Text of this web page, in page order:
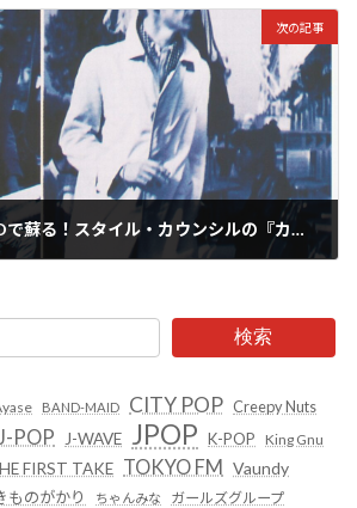
次の記事
歴史的名盤が６CDで蘇る！スタイル・カウンシルの『カフェ・ブリュ』スペシャル・エディションが1/30にリリース
検索
BAND-MAID CITY POP Creepy Nuts
J-POP J-WAVE JPOP K-POP
King Gnu
FIRST TAKE TOKYO FM Vaundy
ものがかり ちゃんみな ガールズグループ